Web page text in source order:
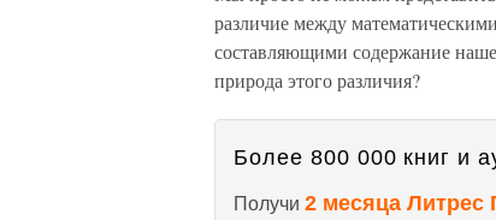
различие между
составляющими содержание
природа этого различия?
Более 800 000 книг и
Получи 2 месяца Литрес